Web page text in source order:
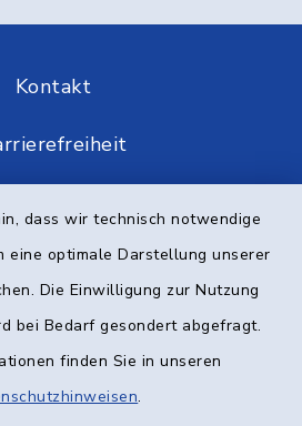
dass wir technisch notwendige
eine optimale Darstellung unserer
Die Einwilligung zur Nutzung
bei Bedarf gesondert abgefragt.
finden Sie in unseren
.
Kontakt
Impressum
Kommunikation
Sitemap